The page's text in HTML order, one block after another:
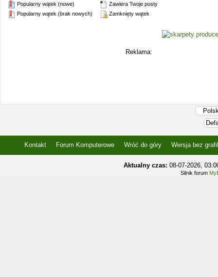
Popularny wątek (nowe)
Popularny wątek (brak nowych)
Zawiera Twoje posty
Zamknięty wątek
Reklama:
Kontakt Forum Komputerowe Wróć do góry Wersja bez
Aktualny czas: 08-07-2026,
Silnik forum